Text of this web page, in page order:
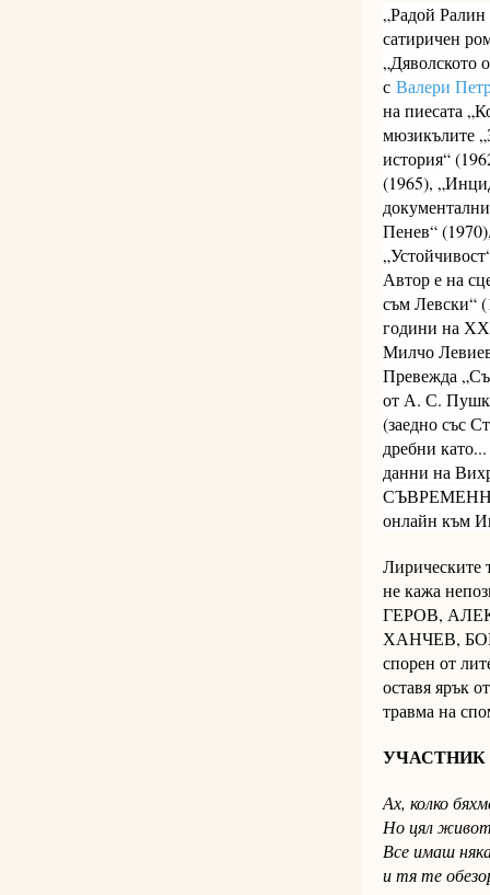
„Радой
сатиричен
„Дяволското
с Валери
на пиесата
мюзикълите
история“
(1965),
Пенев“
Автор е на
съм Левски“
години на ХХ
Милчо
Превежда
от А. С.
(заедно със
дребни
данни на
онлайн към
Лирическите
не кажа
ГЕРОВ,
ХАНЧЕВ,
спорен от
оставя ярък
травма на
УЧАСТНИК
Ах, колко
Но цял
Все имаш
и тя те